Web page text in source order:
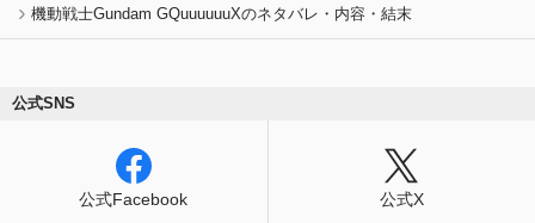
機動戦士Gundam GQuuuuuuXのネタバレ・内容・結末
公式SNS
公式Facebook 公式X